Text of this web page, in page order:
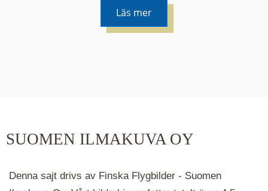
Läs mer
hålla ned ctrl-tangenten och scrolla.
SUOMEN ILMAKUVA OY
Denna sajt drivs av Finska Flygbilder - Suomen